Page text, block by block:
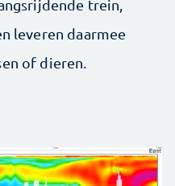
trein,
leveren daarmee
of dieren.